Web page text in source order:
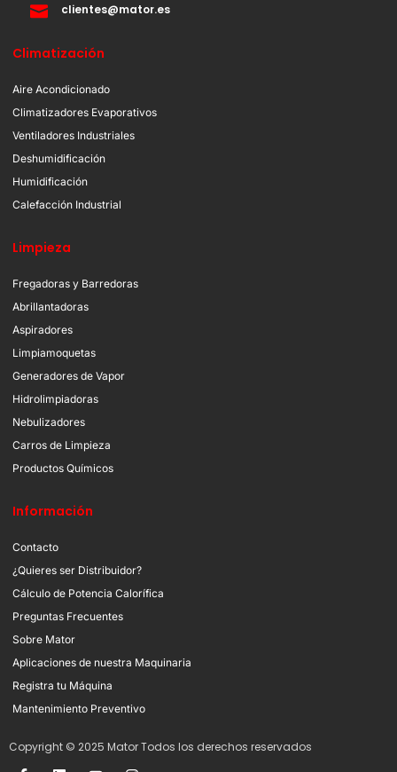
clientes@mator.es
Climatización
Aire Acondicionado
Climatizadores Evaporativos
Ventiladores Industriales
Deshumidificación
Humidificación
Calefacción Industrial
Limpieza
Fregadoras y Barredoras
Abrillantadoras
Aspiradores
Limpiamoquetas
Generadores de Vapor
Hidrolimpiadoras
Nebulizadores
Carros de Limpieza
Productos Químicos
Información
Contacto
¿Quieres ser Distribuidor?
Cálculo de Potencia Calorífica
Preguntas Frecuentes
Sobre Mator
Aplicaciones de nuestra Maquinaria
Registra tu Máquina
Mantenimiento Preventivo
Copyright © 2025 Mator Todos los derechos reservados